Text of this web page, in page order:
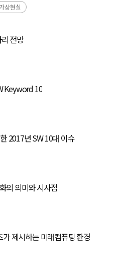
가상현실
전망
Keyword 10
2017년 SW 10대 이슈
의 의미와 시사점
제시하는 미래컴퓨팅 환경